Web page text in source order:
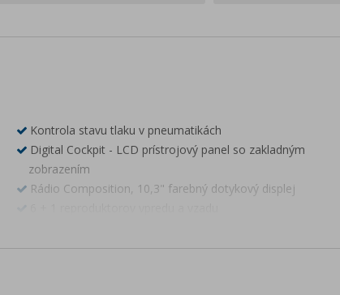
Kontrola stavu tlaku v pneumatikách
Digital Cockpit - LCD prístrojový panel so zakladným
zobrazením
Rádio Composition, 10,3" farebný dotykový displej
App-Connect Wireless - bezdrôtové pripojenie telefónu cez